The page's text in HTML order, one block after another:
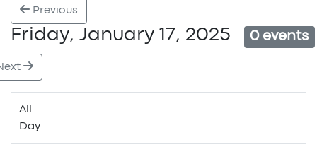
Previous
Friday, January 17, 2025 0 events
All
Day